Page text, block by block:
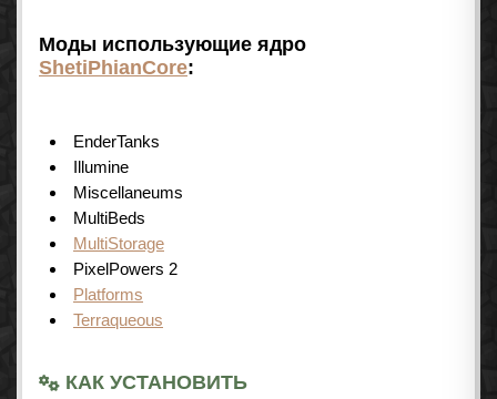
Моды использующие ядро
ShetiPhianCore:
EnderTanks
Illumine
Miscellaneums
MultiBeds
MultiStorage
PixelPowers 2
Platforms
Terraqueous
КАК УСТАНОВИТЬ